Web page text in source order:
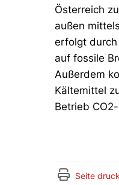
Österreich
außen
erfolgt
auf fossile
Außerdem
Kältemittel
Betrieb
Seite